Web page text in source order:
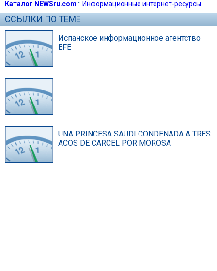
Каталог NEWSru.com :: Информационные интернет-ресурсы
ССЫЛКИ ПО ТЕМЕ
Испанское информационное агентство
EFE
UNA PRINCESA SAUDI CONDENADA A TRES
AСOS DE CARCEL POR MOROSA